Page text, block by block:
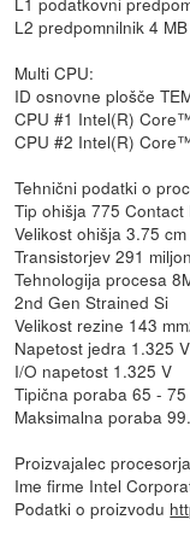
L2 predpomnilnik 4
Multi CPU:
ID osnovne plošče
CPU #1 Intel(R)
CPU #2 Intel(R)
Tehnični podatki o
Tip ohišja 775 Contact
Velikost ohišja 3.75
Transistorjev 291 miljon
Tehnologija procesa
2nd Gen Strained Si
Velikost rezine 143
Napetost jedra 1.325 V
I/O napetost 1.325 V
Tipična poraba 65 -
Maksimalna poraba
Proizvajalec
Ime firme Intel
Podatki o proizvodu